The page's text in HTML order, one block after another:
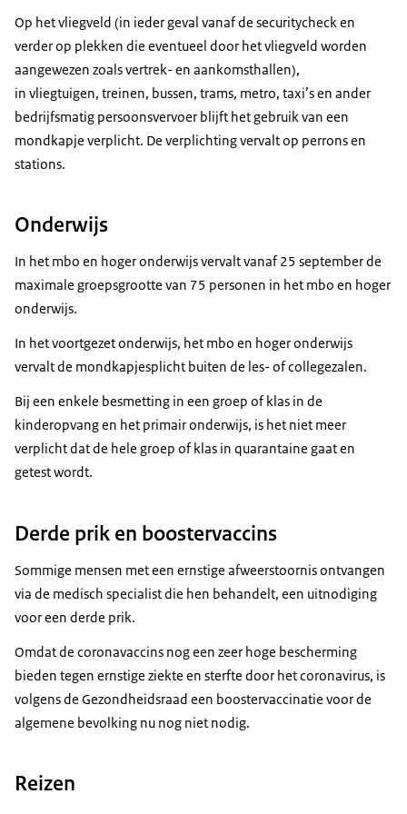
Op het vliegveld (in ieder geval vanaf de securitychecken
verder op plekken die eventueel door het vliegveld worden
aangewezen zoals vertrek- en aankomsthallen),
in vliegtuigen, treinen, bussen, trams, metro, taxi’s en ander
bedrijfsmatig persoonsvervoer blijft het gebruik van een
mondkapje verplicht. De verplichting vervalt op perrons en
stations.
Onderwijs
In het mbo en hoger onderwijs vervalt vanaf 25 september de
maximale groepsgrootte van 75 personen in het mbo en hoger
onderwijs.
In het voortgezet onderwijs, het mbo en hoger onderwijs
vervalt de mondkapjesplicht buiten de les- of collegezalen.
Bij een enkele besmetting in een groep of klas in de
kinderopvang en het primair onderwijs, is het niet meer
verplicht dat de hele groep of klas in quarantaine gaat en
getest wordt.
Derde prik en boostervaccins
Sommige mensen met een ernstige afweerstoornis ontvangen
via de medisch specialist die hen behandelt, een uitnodiging
voor een derde prik.
Omdat de coronavaccins nog een zeer hoge bescherming
bieden tegen ernstige ziekte en sterfte door het coronavirus, is
volgens de Gezondheidsraad een boostervaccinatie voor de
algemene bevolking nu nog niet nodig.
Reizen